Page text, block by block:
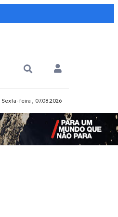
Sexta-feira , 07.08.2026